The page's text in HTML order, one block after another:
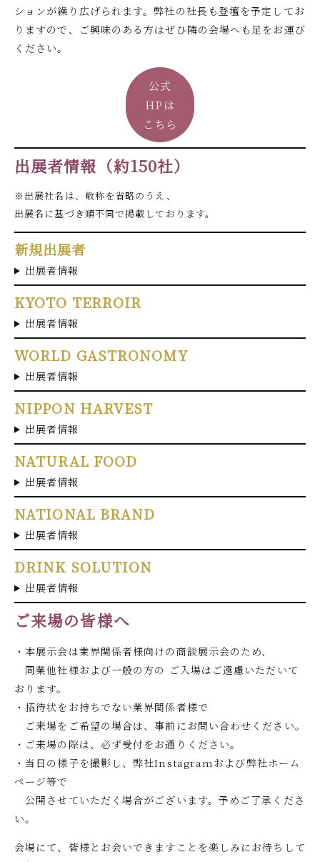
ションが繰り広げられます。弊社の社長も登壇を予定してお
りますので、ご興味のある方はぜひ隣の会場へも足をお運び
ください。
公式
HPは
こちら
出展者情報（約150社）
※出展社名は、敬称を省略のうえ、
出展名に基づき順不同で掲載しております。
新規出展者
出展者情報
KYOTO TERROIR
出展者情報
WORLD GASTRONOMY
出展者情報
NIPPON HARVEST
出展者情報
NATURAL FOOD
出展者情報
NATIONAL BRAND
出展者情報
DRINK SOLUTION
出展者情報
ご来場の皆様へ
・本展示会は業界関係者様向けの商談展示会のため、
同業他社様および一般の方の ご入場はご遠慮いただいて
おります。
・招待状をお持ちでない業界関係者様で
ご来場をご希望の場合は、事前にお問い合わせください。
・ご来場の際は、必ず受付をお通りください。
・当日の様子を撮影し、弊社Instagramおよび弊社ホーム
ページ等で
公開させていただく場合がございます。予めご了承くださ
い。
会場にて、皆様とお会いできますことを楽しみにお待ちして